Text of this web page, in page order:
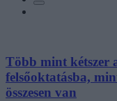
Több mint kétszer
felsőoktatásba,
összesen van